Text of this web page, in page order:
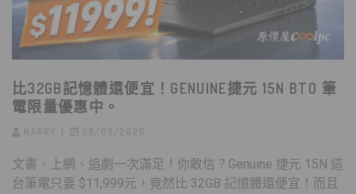
比32GB記憶體還便宜！GENUINE捷元 15N BTO 筆
電限量優惠中。
文書、上網、追劇一次滿足！你敢信？Genuine 捷元 15N 這
台筆電只要 $11,999元，竟然比 32GB 記憶體還便宜！而且